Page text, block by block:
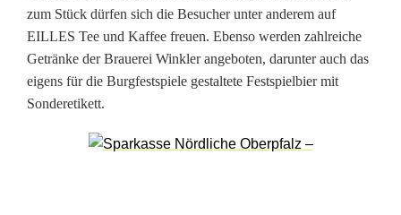
u
f
B
zum Stück dürfen sich die Besucher unter anderem auf
EILLES Tee und Kaffee freuen. Ebenso werden zahlreiche
Getränke der Brauerei Winkler angeboten, darunter auch das
eigens für die Burgfestspiele gestaltete Festspielbier mit
Sonderetikett.